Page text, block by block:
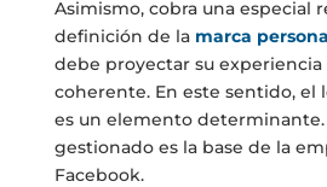
Asimismo, cobra una especial
definición de la marca
debe proyectar su experiencia
coherente. En este sentido, el
es un elemento
gestionado es la base de la
Facebook.